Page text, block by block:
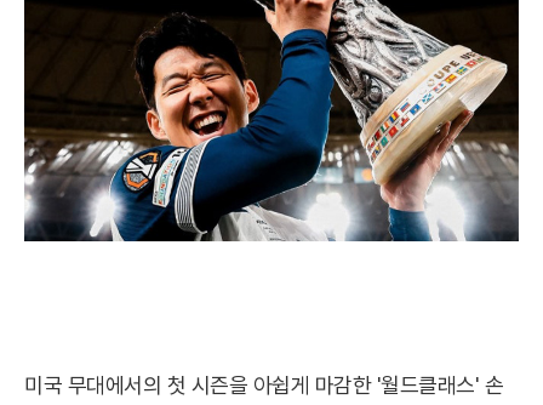
미국 무대에서의 첫 시즌을 아쉽게 마감한 '월드클래스' 손